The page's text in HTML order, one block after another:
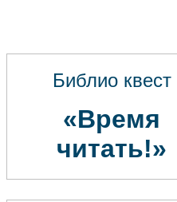
Библио квест
«Время
читать!»